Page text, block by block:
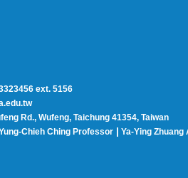
ext. 5156
Rd., Wufeng, Taichung 41354, Taiwan
Chieh Ching Professor| Ya-Ying